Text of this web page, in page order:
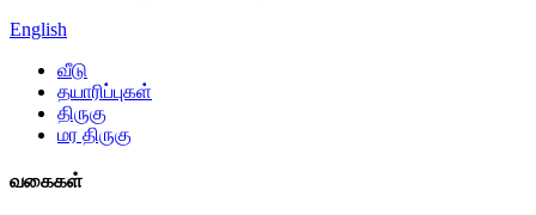
English
வீடு
தயாரிப்புகள்
திருகு
மர திருகு
வகைகள்